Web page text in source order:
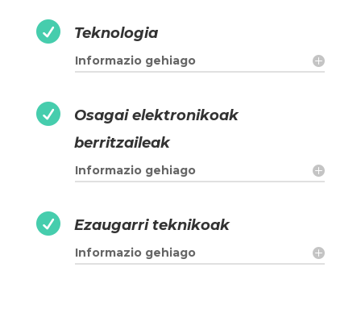
 Teknologia
Informazio gehiago

Osagai elektronikoak
berritzaileak
Informazio gehiago
 Ezaugarri teknikoak
Informazio gehiago